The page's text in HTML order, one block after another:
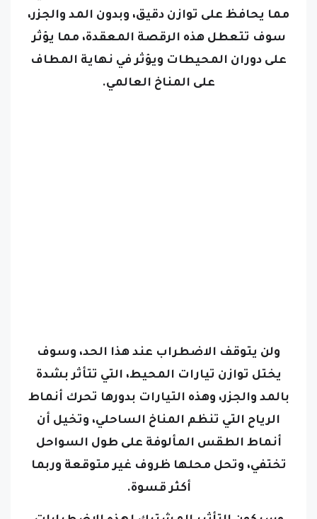
مما يحافظ على توازن دقيق، وبدون المد والجزر،
سوف تتعطل هذه الرقصة المعقدة، مما يؤثر
على دوران المحيطات ويؤثر في نهاية المطاف
على المناخ العالمي.
ولن يتوقف الاضطراب عند هذا الحد، وسوف
يختل توازن تيارات المحيط، التي تتأثر بشدة
بالمد والجزر، وهذه التيارات بدورها تحرك أنماط
الرياح التي تنظم المناخ الساحلي، وتخيل أن
أنماط الطقس المألوفة على طول السواحل
تختفي، وتحل محلها ظروف غير متوقعة وربما
أكثر قسوة.